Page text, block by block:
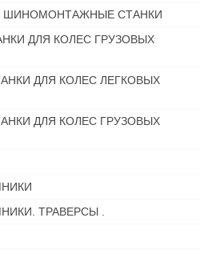
ШИНОМОНТАЖНЫЕ СТАНКИ
ДЛЯ КОЛЕС ГРУЗОВЫХ
ДЛЯ КОЛЕС ЛЕГКОВЫХ
ДЛЯ КОЛЕС ГРУЗОВЫХ
ТРАВЕРСЫ .